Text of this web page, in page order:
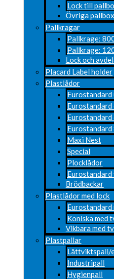
Lock till
Övriga
Pallkragar
Pallkrage:
Pallkrage:
Lock och
Placard Label holder
Plastlådor
Maxi Nest
Special
Plocklådor
Eurostandard
Brödbackar
Plastlådor med lock
Koniska med
Vikbara med
Plastpallar
Lättviktspall/
Industripall
Hygienpall